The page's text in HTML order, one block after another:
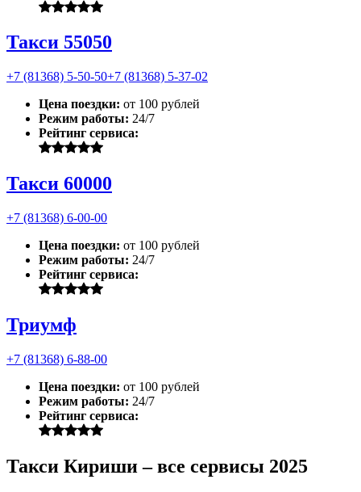
Такси 55050
+7 (81368) 5-50-50+7 (81368) 5-37-02
Цена поездки: от 100 рублей
Режим работы: 24/7
Рейтинг сервиса:
Такси 60000
+7 (81368) 6-00-00
Цена поездки: от 100 рублей
Режим работы: 24/7
Рейтинг сервиса:
Триумф
+7 (81368) 6-88-00
Цена поездки: от 100 рублей
Режим работы: 24/7
Рейтинг сервиса:
Такси Кириши – все сервисы 2025